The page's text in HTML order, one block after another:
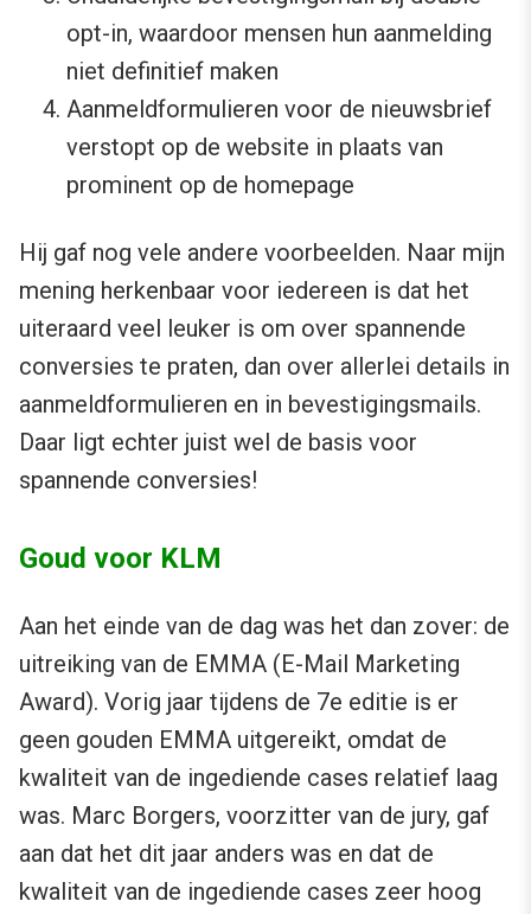
opt-in, waardoor mensen hun aanmelding
niet definitief maken
Aanmeldformulieren voor de nieuwsbrief
verstopt op de website in plaats van
prominent op de homepage
Hij gaf nog vele andere voorbeelden. Naar mijn
mening herkenbaar voor iedereen is dat het
uiteraard veel leuker is om over spannende
conversies te praten, dan over allerlei details in
aanmeldformulieren en in bevestigingsmails.
Daar ligt echter juist wel de basis voor
spannende conversies!
Goud voor KLM
Aan het einde van de dag was het dan zover: de
uitreiking van de EMMA (E-Mail Marketing
Award). Vorig jaar tijdens de 7e editie is er
geen gouden EMMA uitgereikt, omdat de
kwaliteit van de ingediende cases relatief laag
was. Marc Borgers, voorzitter van de jury, gaf
aan dat het dit jaar anders was en dat de
kwaliteit van de ingediende cases zeer hoog